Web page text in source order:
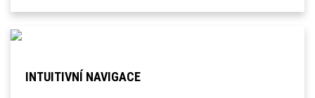
INTUITIVNÍ NAVIGACE